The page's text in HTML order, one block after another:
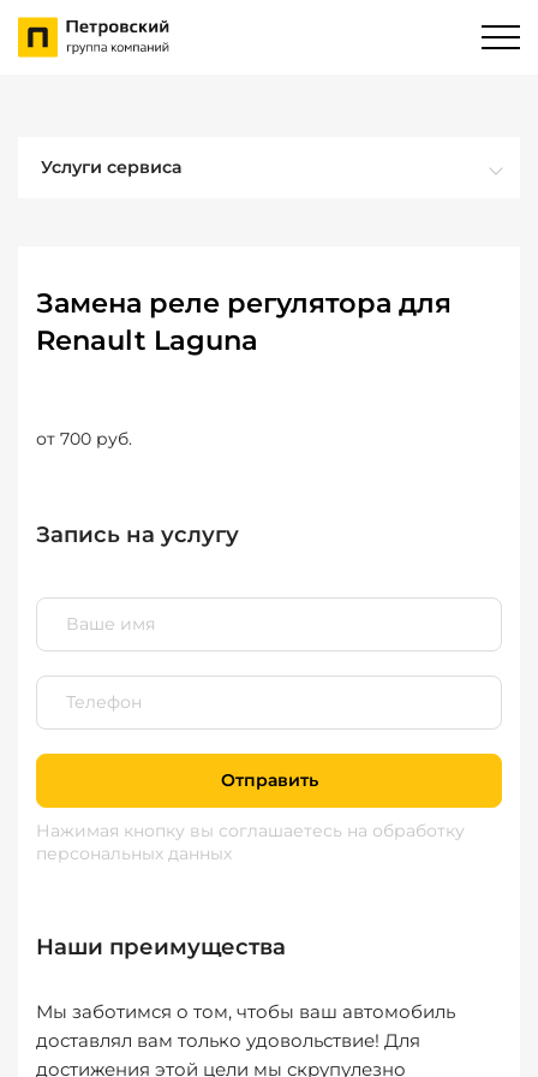
Услуги сервиса
Замена реле регулятора для
Renault Laguna
от 700 руб.
Запись на услугу
Отправить
Нажимая кнопку вы соглашаетесь на обработку
персональных данных
Наши преимущества
Мы заботимся о том, чтобы ваш автомобиль
доставлял вам только удовольствие! Для
достижения этой цели мы скрупулезно